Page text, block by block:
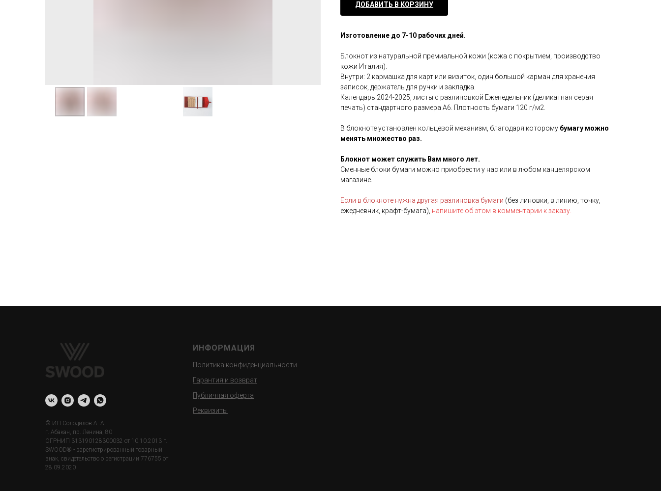
ДОБАВИТЬ В КОРЗИНУ
Изготовление до 7-10 рабочих дней.
Блокнот из натуральной премиальной кожи (кожа с покрытием, производство
кожи Италия).
Внутри: 2 кармашка для карт или визиток, один большой карман для хранения
записок, держатель для ручки и закладка.
Календарь 2024-2025, листы с разлиновкой Еженедельник (деликатная серая
печать) стандартного размера А6. Плотность бумаги 120 г/м2.
В блокноте установлен кольцевой механизм, благодаря которому бумагу можно
менять множество раз.
Блокнот может служить Вам много лет.
Сменные блоки бумаги можно приобрести у нас или в любом канцелярском
магазине.
Если в блокноте нужна другая разлиновка бумаги (без линовки, в линию, точку,
ежедневник, крафт-бумага), напишите об этом в комментарии к заказу.
© ИП Солодилов А. А.
г. Абакан, пр. Ленина, 80
ОГРНИП 313190128300032 от 10.10.2013 г.
SWOOD® - зарегистрированный товарный
знак, свидетельство о регистрации 776755 от
28.09.2020
ИНФОРМАЦИЯ
Политика конфиденциальности
Гарантия и возврат
Публичная оферта
Реквизиты